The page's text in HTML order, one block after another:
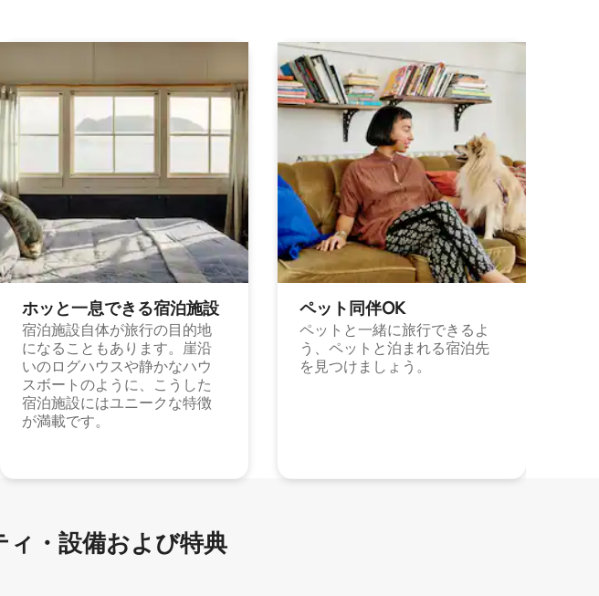
ホッと一⁠息⁠で⁠き⁠る宿⁠泊施⁠設
宿泊施設自体が旅行の目的地
になることもあります。崖沿
いのログハウスや静かなハウ
スボートのように、こうした
宿泊施設にはユニークな特徴
が満載です。
ペット同⁠伴OK
ペットと一緒に旅行できるよ
う、ペットと泊まれる宿泊先
を見つけましょう。
・設⁠備⁠および特⁠典